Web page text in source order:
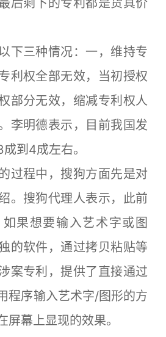
后剩下的专利都是货真价
下三种情况：一，维持专
利权全部无效，当初授权
部分无效，缩减专利权人
李明德表示，目前我国发
到4成左右。
过程中，搜狗方面先是对
。搜狗代理人表示，此前
果想要输入艺术字或图
的软件，通过拷贝粘贴等
案专利，提供了直接通过
程序输入艺术字/图形的方
屏幕上显现的效果。